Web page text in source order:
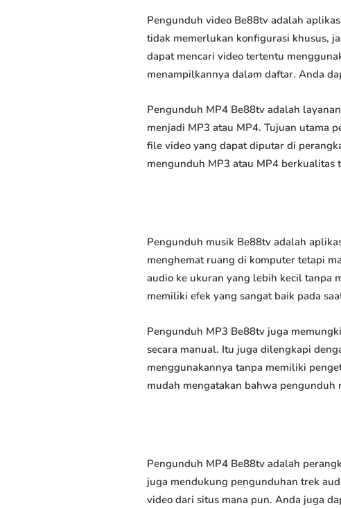
Pengunduh video Be88tv adalah
tidak memerlukan konfigurasi khusus,
dapat mencari video tertentu
menampilkannya dalam daftar. Anda
Pengunduh MP4 Be88tv adalah
menjadi MP3 atau MP4. Tujuan utama
file video yang dapat diputar di
mengunduh MP3 atau MP4 berkualitas
Pengunduh musik Be88tv adalah
menghemat ruang di komputer tetapi
audio ke ukuran yang lebih kecil tanpa
memiliki efek yang sangat baik pada
Pengunduh MP3 Be88tv juga
secara manual. Itu juga dilengkapi
menggunakannya tanpa memiliki
mudah mengatakan bahwa
Pengunduh MP4 Be88tv adalah
juga mendukung pengunduhan trek
video dari situs mana pun. Anda juga